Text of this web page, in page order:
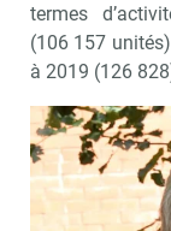
termes
(106 157
à 2019 (126